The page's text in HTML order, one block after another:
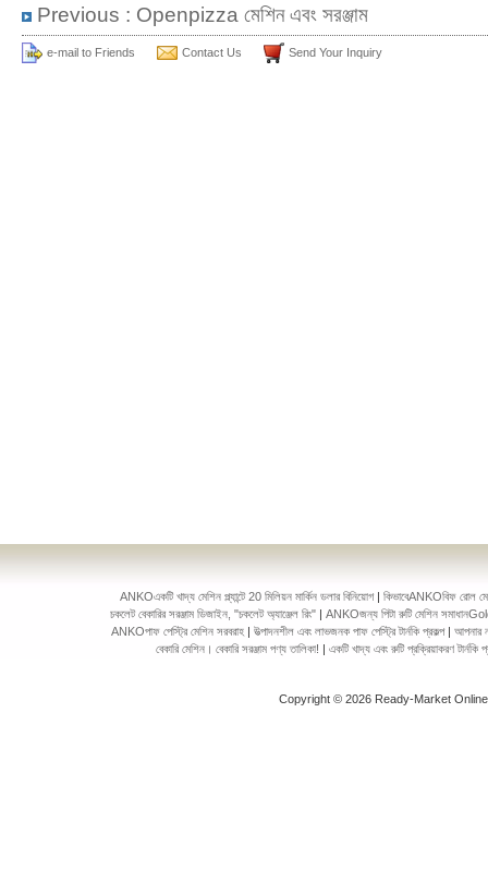
Previous : Openpizza মেশিন এবং সরঞ্জাম
e-mail to Friends Contact Us Send Your Inquiry
ANKOএকটি খাদ্য মেশিন প্ল্যান্টে 20 মিলিয়ন মার্কিন ডলার বিনিয়োগ |কিভাবেANKOবিফ রোল
চকলেট বেকারির সরঞ্জাম ডিজাইন, "চকলেট অ্যাঞ্জেল রিং" |ANKOজন্য পিটা রুটি মেশিন
ANKOপাফ পেস্ট্রি মেশিন সরবরাহ |উত্পাদনশীল এবং লাভজনক পাফ পেস্ট্রি টার্নকি প্রকল্প|আপনার
বেকারি মেশিন। বেকারি সরঞ্জাম পণ্য তালিকা! | একটি খাদ্য এবং রুটি প্রক্রিয়াকরণ
Copyright © 2026 Ready-Market